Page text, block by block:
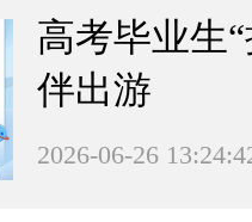
高考毕业生
伴出游
2026-06-26